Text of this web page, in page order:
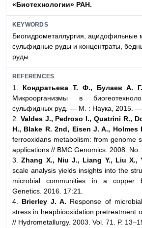
«Биотехнологии» РАН.
KEYWORDS
Биогидрометаллургия, ацидофильные
сульфидные руды и концентраты,
руды
REFERENCES
1. Кондратьева Т. Ф., Булаев А.
Микроорганизмы в
сульфидных руд. — М. : Наука, 2015. —
2. Valdes J., Pedroso I., Quatrini R.,
H., Blake R. 2nd, Eisen J. A., Holmes
ferrooxidans metabolism: from genome
applications // BMC Genomics. 2008. No.
3.Zhang X., Niu J., Liang Y., Liu X.,
scale analysis yields insights into the
microbial communities in a copper
Genetics. 2016. 17:21.
4. Brierley J. A. Response of
stress in heapbiooxidation pretreatment
// Hydrometallurgy. 2003. Vol. 71. P.